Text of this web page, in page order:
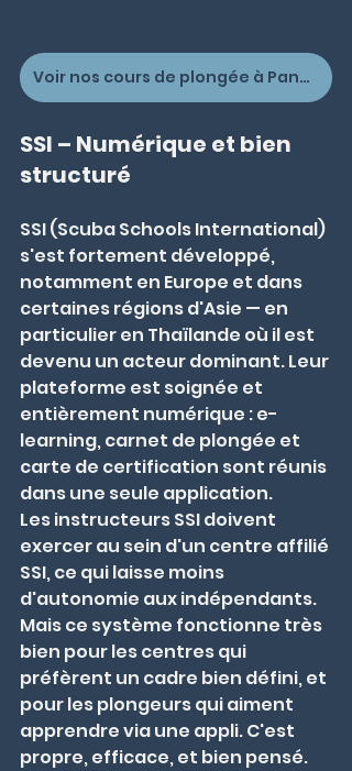
Voir nos cours de plongée à Panglao
SSI – Numérique et bien
structuré
SSI (Scuba Schools International)
s'est fortement développé,
notamment en Europe et dans
certaines régions d'Asie — en
particulier en Thaïlande où il est
devenu un acteur dominant. Leur
plateforme est soignée et
entièrement numérique : e-
learning, carnet de plongée et
carte de certification sont réunis
dans une seule application.
Les instructeurs SSI doivent
exercer au sein d'un centre affilié
SSI, ce qui laisse moins
d'autonomie aux indépendants.
Mais ce système fonctionne très
bien pour les centres qui
préfèrent un cadre bien défini, et
pour les plongeurs qui aiment
apprendre via une appli. C'est
propre, efficace, et bien pensé.